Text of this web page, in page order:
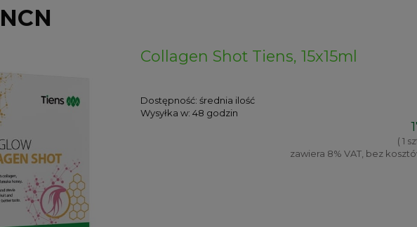
Collagen Shot Tiens, 15x15ml
Dostępność: średnia ilość
Wysyłka w: 48 godzin
( 1
zawiera 8% VAT, bez